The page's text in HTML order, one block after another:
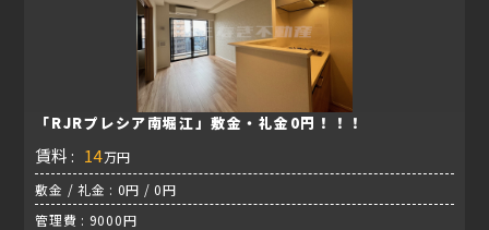
「RJRプレシア南堀江」敷金・礼金0円！！！
賃料 : 14万円
敷金 / 礼金 : 0円 / 0円
管理費 : 9000円